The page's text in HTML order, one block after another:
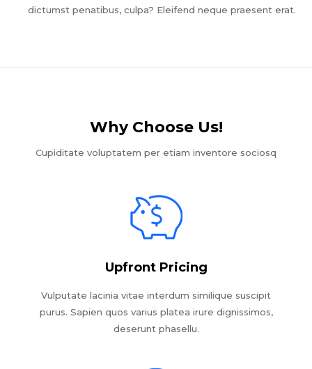
dictumst penatibus, culpa? Eleifend neque praesent erat.
Why Choose Us!​
Cupiditate voluptatem per etiam inventore sociosq
Upfront Pricing
Vulputate lacinia vitae interdum similique suscipit
purus. Sapien quos varius platea irure dignissimos,
deserunt phasellu.